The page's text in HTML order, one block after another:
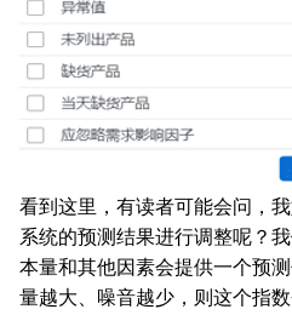
看到这里，有读者可能会问，
系统的预测结果进行调整呢？
本量和其他因素会提供一个预
量越大、噪音越少，则这个指